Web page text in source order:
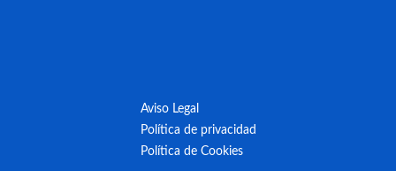
Aviso Legal
Política de privacidad
Política de Cookies